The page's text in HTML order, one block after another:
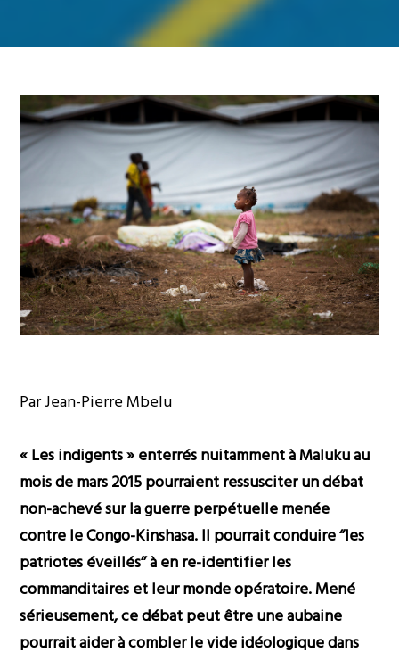
Par Jean-Pierre Mbelu
« Les indigents » enterrés nuitamment à Maluku au
mois de mars 2015 pourraient ressusciter un débat
non-achevé sur la guerre perpétuelle menée
contre le Congo-Kinshasa. Il pourrait conduire ‘’les
patriotes éveillés’’ à en re-identifier les
commanditaires et leur monde opératoire. Mené
sérieusement, ce débat peut être une aubaine
pourrait aider à combler le vide idéologique dans